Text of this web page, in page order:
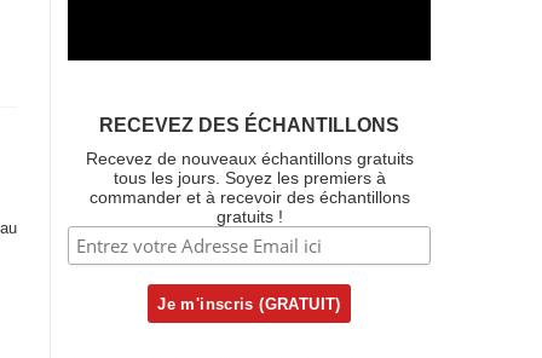
RECEVEZ DES ÉCHANTILLONS
Recevez de nouveaux échantillons gratuits
tous les jours. Soyez les premiers à
commander et à recevoir des échantillons
gratuits !